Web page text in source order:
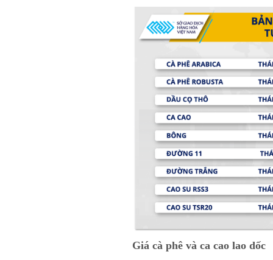
Giá cà phê và ca cao lao dốc